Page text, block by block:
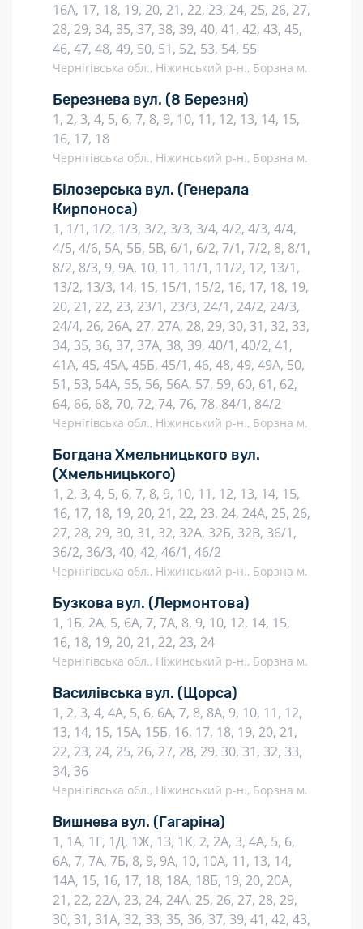
16А, 17, 18, 19, 20, 21, 22, 23, 24, 25, 26, 27,
28, 29, 34, 35, 37, 38, 39, 40, 41, 42, 43, 45,
46, 47, 48, 49, 50, 51, 52, 53, 54, 55
Чернігівська обл., Ніжинський р-н., Борзна м.
Березнева вул. (8 Березня)
1, 2, 3, 4, 5, 6, 7, 8, 9, 10, 11, 12, 13, 14, 15,
16, 17, 18
Чернігівська обл., Ніжинський р-н., Борзна м.
Білозерська вул. (Генерала
Кирпоноса)
1, 1/1, 1/2, 1/3, 3/2, 3/3, 3/4, 4/2, 4/3, 4/4,
4/5, 4/6, 5А, 5Б, 5В, 6/1, 6/2, 7/1, 7/2, 8, 8/1,
8/2, 8/3, 9, 9А, 10, 11, 11/1, 11/2, 12, 13/1,
13/2, 13/3, 14, 15, 15/1, 15/2, 16, 17, 18, 19,
20, 21, 22, 23, 23/1, 23/3, 24/1, 24/2, 24/3,
24/4, 26, 26А, 27, 27А, 28, 29, 30, 31, 32, 33,
34, 35, 36, 37, 37А, 38, 39, 40/1, 40/2, 41,
41А, 45, 45А, 45Б, 45/1, 46, 48, 49, 49А, 50,
51, 53, 54А, 55, 56, 56А, 57, 59, 60, 61, 62,
64, 66, 68, 70, 72, 74, 76, 78, 84/1, 84/2
Чернігівська обл., Ніжинський р-н., Борзна м.
Богдана Хмельницького вул.
(Хмельницького)
1, 2, 3, 4, 5, 6, 7, 8, 9, 10, 11, 12, 13, 14, 15,
16, 17, 18, 19, 20, 21, 22, 23, 24, 24А, 25, 26,
27, 28, 29, 30, 31, 32, 32А, 32Б, 32В, 36/1,
36/2, 36/3, 40, 42, 46/1, 46/2
Чернігівська обл., Ніжинський р-н., Борзна м.
Бузкова вул. (Лермонтова)
1, 1Б, 2А, 5, 6А, 7, 7А, 8, 9, 10, 12, 14, 15,
16, 18, 19, 20, 21, 22, 23, 24
Чернігівська обл., Ніжинський р-н., Борзна м.
Василівська вул. (Щорса)
1, 2, 3, 4, 4А, 5, 6, 6А, 7, 8, 8А, 9, 10, 11, 12,
13, 14, 15, 15А, 15Б, 16, 17, 18, 19, 20, 21,
22, 23, 24, 25, 26, 27, 28, 29, 30, 31, 32, 33,
34, 36
Чернігівська обл., Ніжинський р-н., Борзна м.
Вишнева вул. (Гагаріна)
1, 1А, 1Г, 1Д, 1Ж, 1З, 1К, 2, 2А, 3, 4А, 5, 6,
6А, 7, 7А, 7Б, 8, 9, 9А, 10, 10А, 11, 13, 14,
14А, 15, 16, 17, 18, 18А, 18Б, 19, 20, 20А,
21, 22, 22А, 23, 24, 24А, 25, 26, 27, 28, 29,
30, 31, 31А, 32, 33, 35, 36, 37, 39, 41, 42, 43,